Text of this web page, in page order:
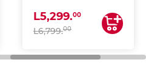
ESCANEA)
L5,299.00
L6,799.00